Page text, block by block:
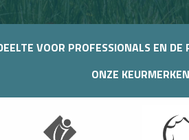
VOOR PROFESSIONALS EN DE
ONZE